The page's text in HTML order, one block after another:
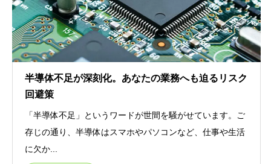
半導体不足が深刻化。あなたの業務へも迫るリスク
回避策
「半導体不足」というワードが世間を騒がせています。ご
存じの通り、半導体はスマホやパソコンなど、仕事や生活
に欠か...